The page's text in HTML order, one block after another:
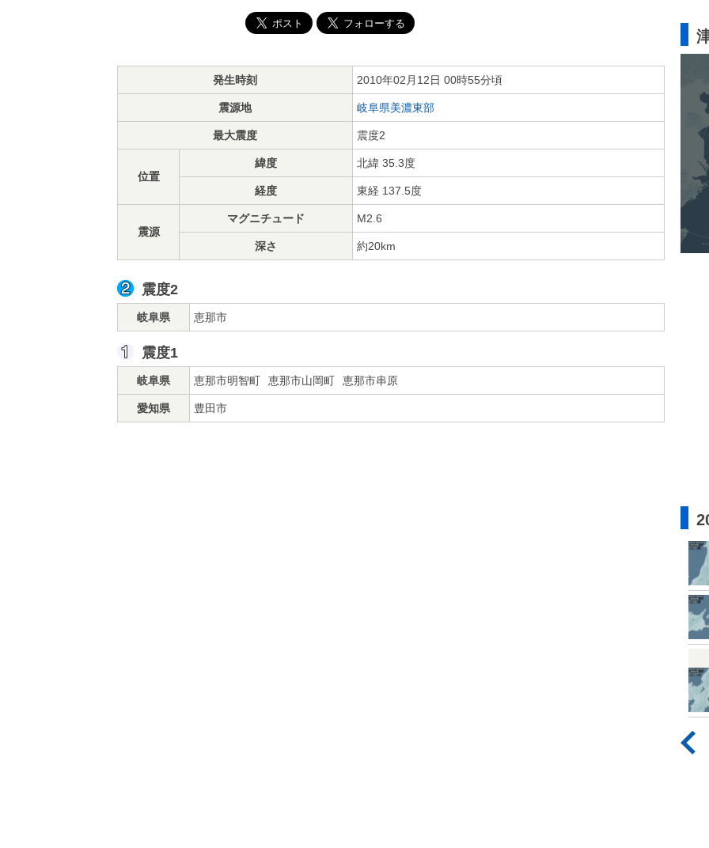
発生時刻 2010年02月12日 00時55分頃
震源地 岐阜県美濃東部
最大震度 震度2
位置
緯度 北緯 35.3度
経度 東経 137.5度
震源
マグニチュード M2.6
深さ 約20km
震度2
岐阜県 恵那市
震度1
岐阜県 恵那市明智町 恵那市山岡町 恵那市串原
愛知県 豊田市